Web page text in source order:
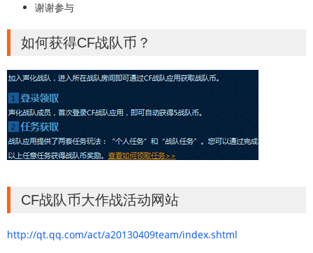
谢谢参与
如何获得CF战队币？
CF战队币大作战活动网站
http://qt.qq.com/act/a20130409team/index.shtml